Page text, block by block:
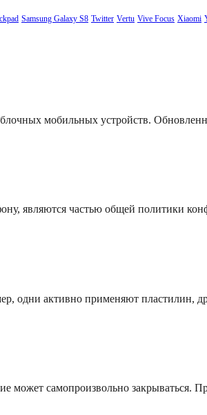
Samsung Galaxy S8 Twitter Vertu Vive Focus Xiaomi
мобильных устройств.
являются частью общей политики
одни активно применяют пластилин,
может самопроизвольно закрываться.